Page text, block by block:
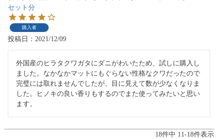
セット分
購入者
投稿日 2021/12/09
外国産のヒラタクワガタにダニがわいたため、試しに購入し
ました。なかなかマットにもぐらない性格なクワだったので
完璧には取れませんでしたが、目に見えて数が少なくなりま
した。ヒノキの良い香りもするのでまた使ってみたいと思い
ます。
18件中 11-18件表示